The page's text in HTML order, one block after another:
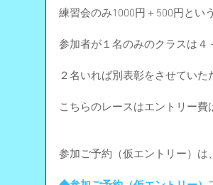
練習会のみ1000円＋500円とい
参加者が１名のみのクラスは
２名いれば別表彰をさせてい
こちらのレースはエントリー
参加ご予約（仮エントリー）